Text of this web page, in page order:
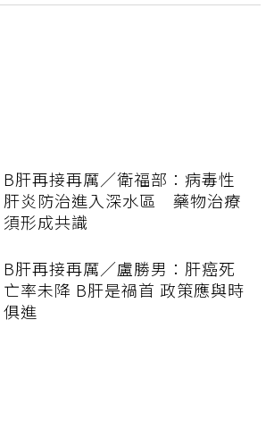
B肝再接再厲／衛福部：病毒性
肝炎防治進入深水區 藥物治療
須形成共識
B肝再接再厲／盧勝男：肝癌死
亡率未降 B肝是禍首 政策應與時
俱進